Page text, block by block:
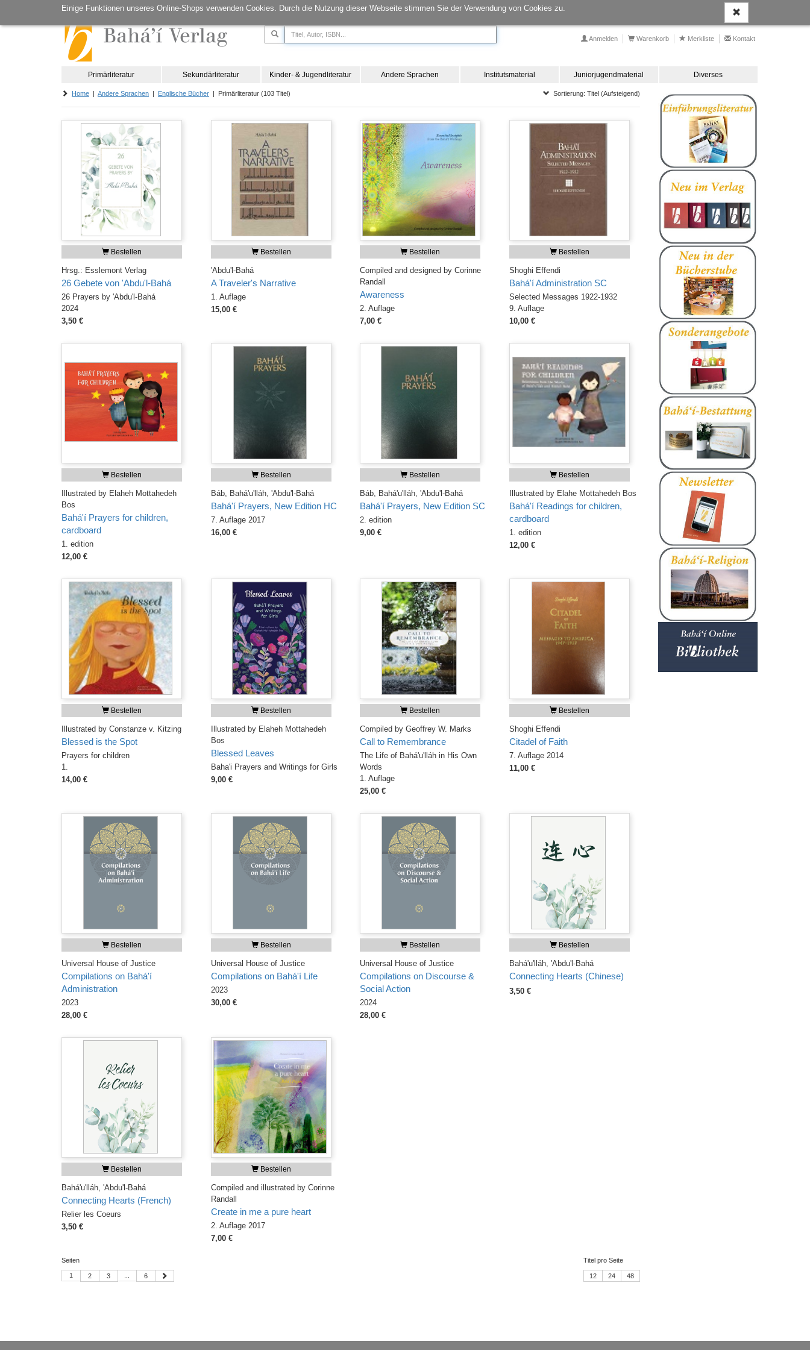
Einige Funktionen unseres Online-Shops verwenden Cookies. Durch die Nutzung dieser Webseite stimmen Sie der Verwendung von Cookies zu.
Anmelden Warenkorb Merkliste Kontakt
Primärliteratur Sekundärliteratur Kinder- & Jugendliteratur Andere Sprachen Institutsmaterial Juniorjugendmaterial Diverses
Home | Andere Sprachen | Englische Bücher | Primärliteratur (103 Titel) Sortierung: Titel (Aufsteigend)
Bestellen
Hrsg.: Esslemont Verlag
26 Gebete von 'Abdu'l-Bahá
26 Prayers by 'Abdu'l-Bahá
2024
3,50 €
Bestellen
'Abdu'l-Bahá
A Traveler's Narrative
1. Auflage
15,00 €
Bestellen
Compiled and designed by Corinne
Randall
Awareness
2. Auflage
7,00 €
Bestellen
Shoghi Effendi
Bahá'í Administration SC
Selected Messages 1922-1932
9. Auflage
10,00 €
Bestellen
Illustrated by Elaheh Mottahedeh
Bos
Bahá'í Prayers for children,
cardboard
1. edition
12,00 €
Bestellen
Báb, Bahá'u'lláh, 'Abdu'l-Bahá
Bahá'í Prayers, New Edition HC
7. Auflage 2017
16,00 €
Bestellen
Báb, Bahá'u'lláh, 'Abdu'l-Bahá
Bahá'í Prayers, New Edition SC
2. edition
9,00 €
Bestellen
Illustrated by Elahe Mottahedeh Bos
Bahá'í Readings for children,
cardboard
1. edition
12,00 €
Bestellen
Illustrated by Constanze v. Kitzing
Blessed is the Spot
Prayers for children
1.
14,00 €
Bestellen
Illustrated by Elaheh Mottahedeh
Bos
Blessed Leaves
Baha'i Prayers and Writings for Girls
9,00 €
Bestellen
Compiled by Geoffrey W. Marks
Call to Remembrance
The Life of Bahá'u'lláh in His Own
Words
1. Auflage
25,00 €
Bestellen
Shoghi Effendi
Citadel of Faith
7. Auflage 2014
11,00 €
Bestellen
Universal House of Justice
Compilations on Bahá'í
Administration
2023
28,00 €
Bestellen
Universal House of Justice
Compilations on Bahá'í Life
2023
30,00 €
Bestellen
Universal House of Justice
Compilations on Discourse &
Social Action
2024
28,00 €
Bestellen
Bahá'u'lláh, 'Abdu'l-Bahá
Connecting Hearts (Chinese)
3,50 €
Bestellen
Bahá'u'lláh, 'Abdu'l-Bahá
Connecting Hearts (French)
Relier les Coeurs
3,50 €
Bestellen
Compiled and illustrated by Corinne
Randall
Create in me a pure heart
2. Auflage 2017
7,00 €
Seiten
1 2 3 ... 6
Titel pro Seite
12 24 48